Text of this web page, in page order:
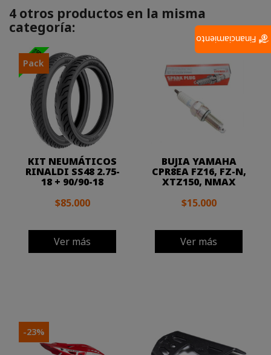
4 otros productos en la misma
categoría:
KIT NEUMÁTICOS
RINALDI SS48 2.75-
18 + 90/90-18
$85.000
Ver más
Pack
BUJIA YAMAHA
CPR8EA FZ16, FZ-N,
XTZ150, NMAX
$15.000
Ver más
-23%
Financiamiento